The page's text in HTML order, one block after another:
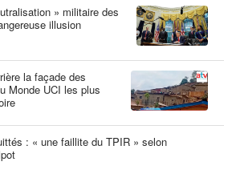
» militaire des
illusion
la façade des
Monde UCI les plus
: « une faillite du TPIR » selon